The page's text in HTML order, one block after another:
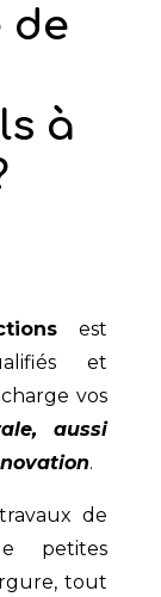
de
à
est
et
vos
aussi
.
de
petites
tout